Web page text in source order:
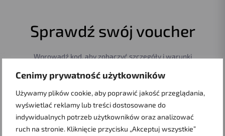
Cenimy prywatność użytkowników
Używamy plików cookie, aby poprawić jakość przeglądania,
wyświetlać reklamy lub treści dostosowane do
indywidualnych potrzeb użytkowników oraz analizować
ruch na stronie. Kliknięcie przycisku „Akceptuj wszystkie”
Sprawdź swój voucher
Wprowadź kod, aby zobaczyć szczegóły i warunki
SPRAWDŹ VOUCHER